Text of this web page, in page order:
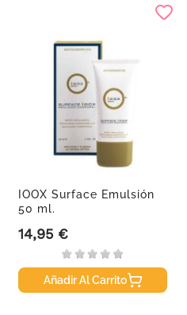
IOOX Surface Emulsión
50 ml.
Precio
14,95 €
Añadir Al Carrito